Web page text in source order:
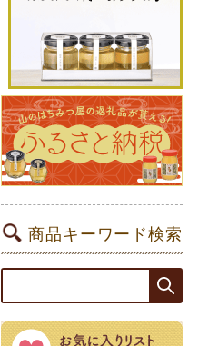
商品キーワード検索